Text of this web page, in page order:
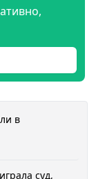
в
суд,